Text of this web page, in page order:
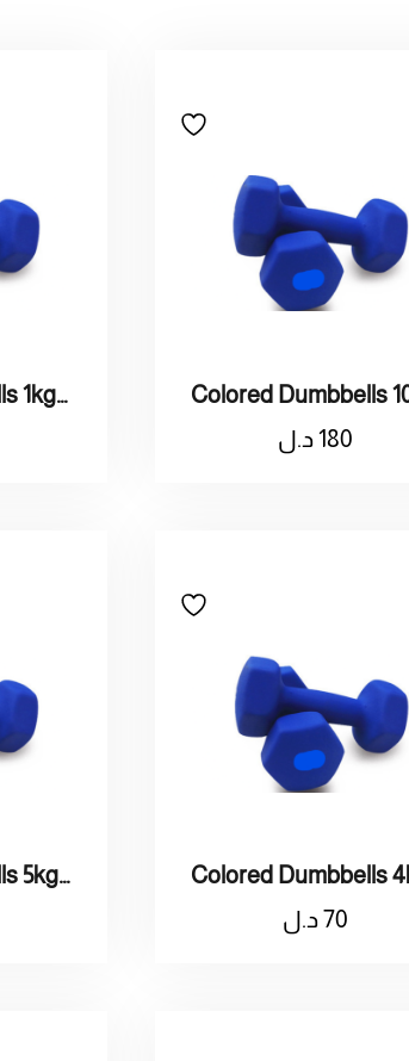
180د.ل
Colored Dumbbells 1kg / دمبلز ملون 1 كيلو
70د.ل
Colored Dumbbells 5kg / اثقال ملون وزنه 5كيلو